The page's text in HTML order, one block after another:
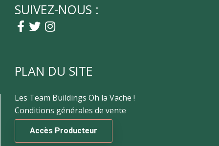
SUIVEZ-NOUS :
PLAN DU SITE
Les Team Buildings Oh la Vache !
Conditions générales de vente
Accès Producteur